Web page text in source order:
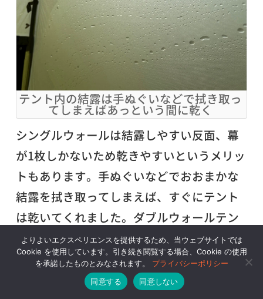
テント内の結露は手ぬぐいなどで拭き取っ
てしまえばあっという間に乾く
シングルウォールは結露しやすい反面、幕
が1枚しかないため乾きやすいというメリッ
トもあります。手ぬぐいなどでおおまかな
結露を拭き取ってしまえば、すぐにテント
は乾いてくれました。ダブルウォールテン
トの場合、結露はフライシートの内側に発
生するため、これを拭き取るのはなかなか
難しく、フライシートをひっくり返して拭
よりよいエクスペリエンスを提供するため、当ウェブサイトでは
Cookie を使用しています。引き続き閲覧する場合、Cookie の使用
を承諾したものとみなされます。 プライバシーポリシー
同意する
同意しない